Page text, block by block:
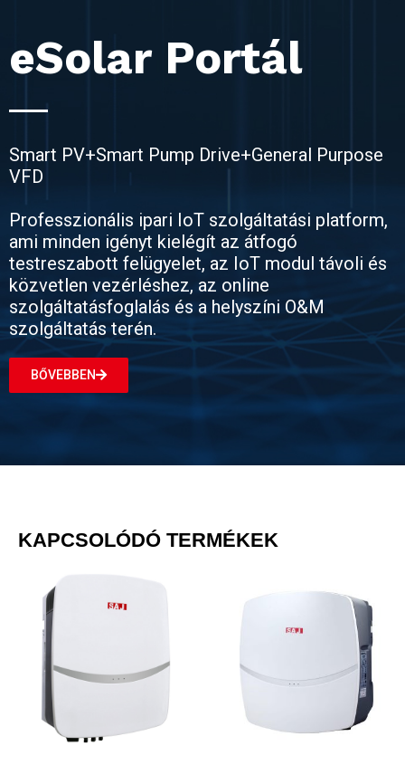
eSolar Portál
Smart PV+Smart Pump Drive+General Purpose
VFD
Professzionális ipari IoT szolgáltatási platform,
ami minden igényt kielégít az átfogó
testreszabott felügyelet, az IoT modul távoli és
közvetlen vezérléshez, az online
szolgáltatásfoglalás és a helyszíni O&M
szolgáltatás terén.
BŐVEBBEN
KAPCSOLÓDÓ TERMÉKEK